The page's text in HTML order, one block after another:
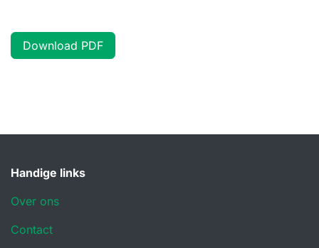
Download PDF
Handige links
Over ons
Contact